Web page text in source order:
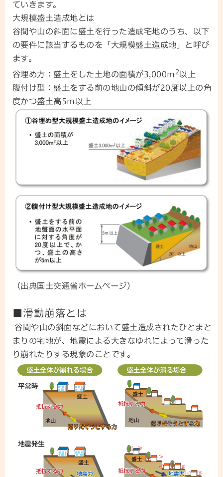
ていきます。
大規模盛土造成地とは
谷間や山の斜面に盛土を行った造成宅地のうち、以下
の要件に該当するものを「大規模盛土造成地」と呼び
ます。
谷埋め方：盛土をした土地の面積が3,000m 2以上
腹付け型：盛土をする前の地山の傾斜が20度以上の角
度かつ盛土高5m以上
（出典国土交通省ホームぺージ）
■滑動崩落とは
谷間や山の斜面などにおいて盛土造成されたひとまと
まりの宅地が、地震による大きなゆれによって滑った
り崩れたりする現象のことです。